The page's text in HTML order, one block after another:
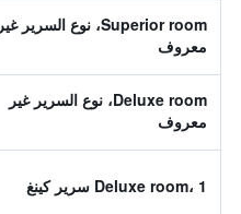
Superior room، نوع السرير غير
معروف
Deluxe room، نوع السرير غير
معروف
Deluxe room، 1 سرير كينغ